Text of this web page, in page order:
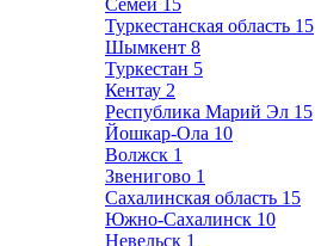
Семей 15
Туркестанская область 15
Шымкент 8
Туркестан 5
Кентау 2
Республика Марий Эл 15
Йошкар-Ола 10
Волжск 1
Звенигово 1
Сахалинская область 15
Южно-Сахалинск 10
Невельск 1